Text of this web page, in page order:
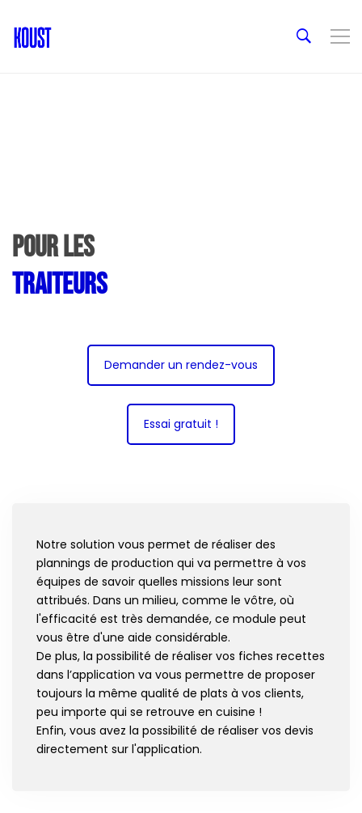
Pour les
traiteurs
Demander un rendez-vous
Essai gratuit !
Notre solution vous permet de réaliser des
plannings de production qui va permettre à vos
équipes de savoir quelles missions leur sont
attribués. Dans un milieu, comme le vôtre, où
l'efficacité est très demandée, ce module peut
vous être d'une aide considérable.
De plus, la possibilité de réaliser vos fiches recettes
dans l’application va vous permettre de proposer
toujours la même qualité de plats à vos clients,
peu importe qui se retrouve en cuisine !
Enfin, vous avez la possibilité de réaliser vos devis
directement sur l'application.